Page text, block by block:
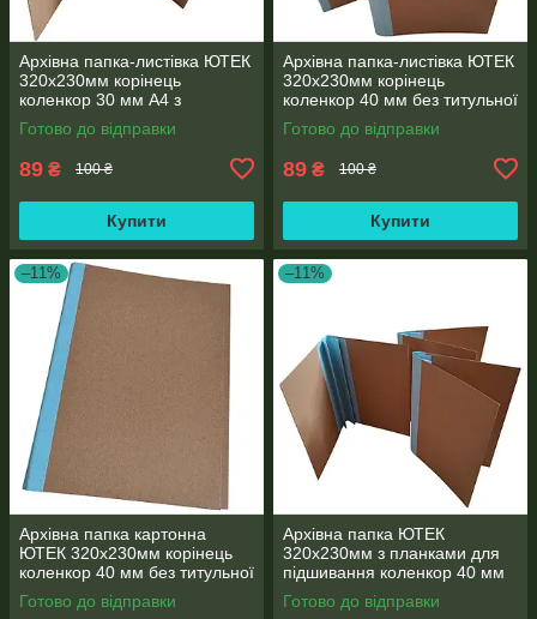
Архівна папка-листівка ЮТЕК
320х230мм корінець
коленкор 30 мм А4 з
подвійним клапаном для
підшивання документів
Готово до відправки
89 ₴ 100 ₴
Купити
Архівна папка-листівка ЮТЕК
320х230мм корінець
коленкор 40 мм без титульної
сторінки формат А4
Готово до відправки
89 ₴ 100 ₴
Купити
–11%
Архівна папка картонна
ЮТЕК 320х230мм корінець
коленкор 40 мм без титульної
сторінки формат А4
Готово до відправки
–11%
Архівна папка ЮТЕК
320х230мм з планками для
підшивання коленкор 40 мм
без титульної сторінки А4
Готово до відправки